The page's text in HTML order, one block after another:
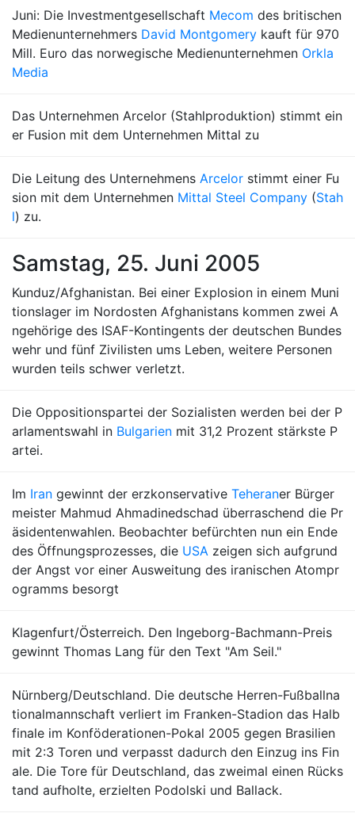
Juni: Die Investmentgesellschaft Mecom des britischen
Medienunternehmers David Montgomery kauft für 970
Mill. Euro das norwegische Medienunternehmen Orkla
Media
Das Unternehmen Arcelor (Stahlproduktion) stimmt ein
er Fusion mit dem Unternehmen Mittal zu
Die Leitung des Unternehmens Arcelor stimmt einer Fu
sion mit dem Unternehmen Mittal Steel Company (Stah
l) zu.
Samstag, 25. Juni 2005
Kunduz/Afghanistan. Bei einer Explosion in einem Muni
tionslager im Nordosten Afghanistans kommen zwei A
ngehörige des ISAF-Kontingents der deutschen Bundes
wehr und fünf Zivilisten ums Leben, weitere Personen
wurden teils schwer verletzt.
Die Oppositionspartei der Sozialisten werden bei der P
arlamentswahl in Bulgarien mit 31,2 Prozent stärkste P
artei.
Im Iran gewinnt der erzkonservative Teheraner Bürger
meister Mahmud Ahmadinedschad überraschend die Pr
äsidentenwahlen. Beobachter befürchten nun ein Ende
des Öffnungsprozesses, die USA zeigen sich aufgrund
der Angst vor einer Ausweitung des iranischen Atompr
ogramms besorgt
Klagenfurt/Österreich. Den Ingeborg-Bachmann-Preis
gewinnt Thomas Lang für den Text "Am Seil."
Nürnberg/Deutschland. Die deutsche Herren-Fußballna
tionalmannschaft verliert im Franken-Stadion das Halb
finale im Konföderationen-Pokal 2005 gegen Brasilien
mit 2:3 Toren und verpasst dadurch den Einzug ins Fin
ale. Die Tore für Deutschland, das zweimal einen Rücks
tand aufholte, erzielten Podolski und Ballack.